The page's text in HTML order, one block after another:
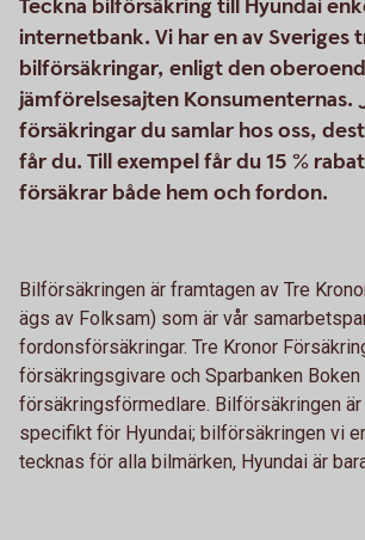
Teckna bilförsäkring till Hyundai
internetbank. Vi har en av Sveriges
bilförsäkringar, enligt den
jämförelsesajten Konsumenternas.
försäkringar du samlar hos oss,
får du. Till exempel får du 15 %
försäkrar både hem och fordon.
Bilförsäkringen är framtagen av Tre
ägs av Folksam) som är vår
fordonsförsäkringar. Tre Kronor
försäkringsgivare och Sparbanken Boken
försäkringsförmedlare. Bilförsäkringen
specifikt för Hyundai; bilförsäkringen vi
tecknas för alla bilmärken, Hyundai är